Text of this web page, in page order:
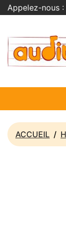
Appelez-nous :
ACCUEIL